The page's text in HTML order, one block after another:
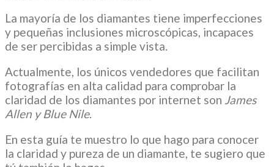
La mayoría de los diamantes tiene imperfecciones
y pequeñas inclusiones microscópicas, incapaces
de ser percibidas a simple vista.
Actualmente, los únicos vendedores que facilitan
fotografías en alta calidad para comprobar la
claridad de los diamantes por internet son James
Allen y Blue Nile.
En esta guía te muestro lo que hago para conocer
la claridad y pureza de un diamante, te sugiero que